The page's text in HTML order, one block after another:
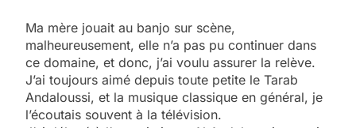
Ma mère jouait au banjo sur scène,
malheureusement, elle n’a pas pu continuer dans
ce domaine, et donc, j’ai voulu assurer la relève.
J’ai toujours aimé depuis toute petite le Tarab
Andaloussi, et la musique classique en général, je
l’écoutais souvent à la télévision.